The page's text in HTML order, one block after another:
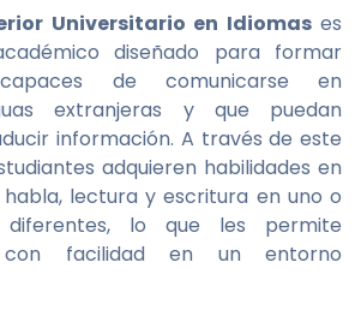
Universitario en Idiomases
diseñado para formar
capaces de comunicarse en
extranjeras y que puedan
información. A través de este
adquieren habilidades en
lectura y escritura en uno o
diferentes, lo que les permite
con facilidad en un entorno